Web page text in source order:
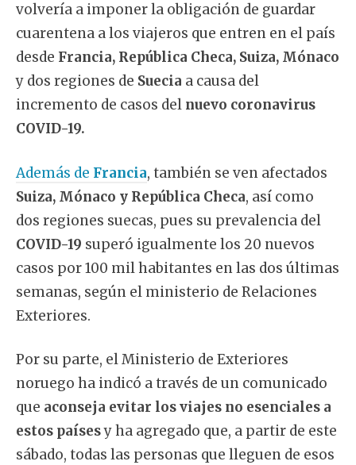
volvería a imponer la obligación de guardar
cuarentena a los viajeros que entren en el país
desde Francia, República Checa, Suiza, Mónaco
y dos regiones de Suecia a causa del
incremento de casos del nuevo coronavirus
COVID-19.
Además de Francia, también se ven afectados
Suiza, Mónaco y República Checa, así como
dos regiones suecas, pues su prevalencia del
COVID-19 superó igualmente los 20 nuevos
casos por 100 mil habitantes en las dos últimas
semanas, según el ministerio de Relaciones
Exteriores.
Por su parte, el Ministerio de Exteriores
noruego ha indicó a través de un comunicado
que aconseja evitar los viajes no esenciales a
estos paísesy ha agregado que, a partir de este
sábado, todas las personas que lleguen de esos